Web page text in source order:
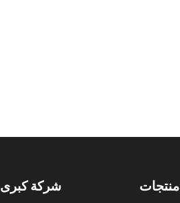
شركة كبرى منتجات